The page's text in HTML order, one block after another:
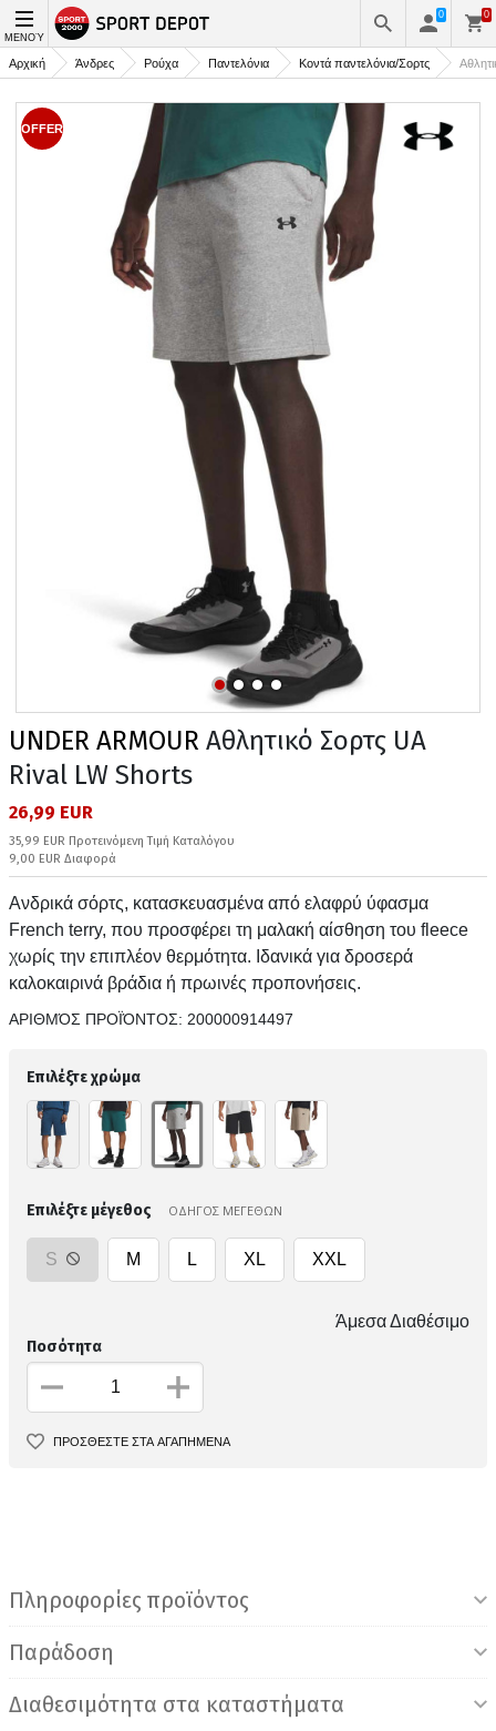
ΜΕΝΟΎ
0 0
Αρχική Άνδρες Ρούχα Παντελόνια Κοντά παντελόνια/Σορτς
OFFER
UNDER ARMOUR Αθλητικό Σορτς UA
Rival LW Shorts
26,99 EUR
35,99 EUR Προτεινόμενη Τιμή Καταλόγου
9,00 EUR Διαφορά
Ανδρικά σόρτς, κατασκευασμένα από ελαφρύ ύφασμα
French terry, που προσφέρει τη μαλακή αίσθηση του fleece
χωρίς την επιπλέον θερμότητα. Ιδανικά για δροσερά
καλοκαιρινά βράδια ή πρωινές προπονήσεις.
ΑΡΙΘΜΌΣ ΠΡΟΪΌΝΤΟΣ: 200000914497
Επιλέξτε χρώμα
Επιλέξτε μέγεθος ΟΔΗΓΟΣ ΜΕΓΕΘΩΝ
S M L XL XXL
Άμεσα Διαθέσιμο
Ποσότητα
ΠΡΟΣΘΕΣΤΕ ΣΤΑ ΑΓΑΠΗΜΕΝΑ
Πληροφορίες προϊόντος
Παράδοση
Διαθεσιμότητα στα καταστήματα